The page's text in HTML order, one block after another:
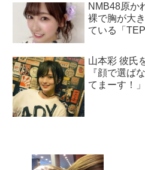
NMB48原か
裸で胸が大
ている「
山本彩 彼氏
『顔で選ば
てまーす！」